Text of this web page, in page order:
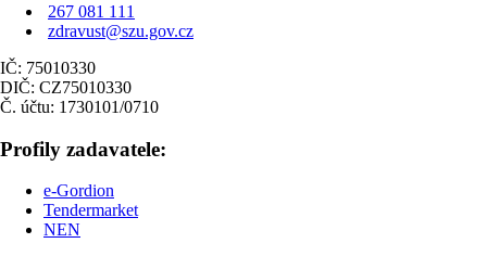
267 081 111
zdravust@szu.gov.cz
IČ: 75010330
DIČ: CZ75010330
Č. účtu: 1730101/0710
Profily zadavatele:
e-Gordion
Tendermarket
NEN